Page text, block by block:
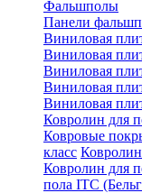
Фальшполы
Панели
Виниловая
Виниловая
Виниловая
Виниловая
Виниловая
Ковролин для
Ковровые
класс
Ковролин для
пола ITC